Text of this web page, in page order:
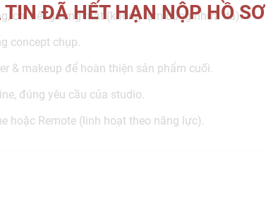
TIN ĐÃ HẾT HẠN NỘP HỒ SƠ
chi tiết gương mặt (không lạm dụng nhựa da).
concept chụp.
& makeup để hoàn thiện sản phẩm cuối.
đúng yêu cầu của studio.
hoặc Remote (linh hoạt theo năng lực).